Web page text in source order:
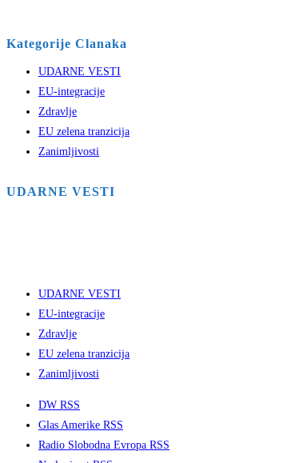
Kategorije Clanaka
UDARNE VESTI
EU-integracije
Zdravlje
EU zelena tranzicija
Zanimljivosti
UDARNE VESTI
UDARNE VESTI
EU-integracije
Zdravlje
EU zelena tranzicija
Zanimljivosti
DW RSS
Glas Amerike RSS
Radio Slobodna Evropa RSS